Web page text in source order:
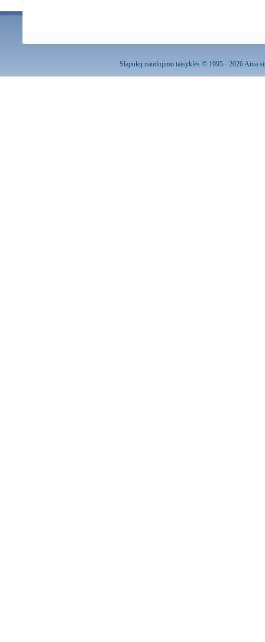
Slapukų naudojimo taisyklės© 1995 - 2026 Aiva